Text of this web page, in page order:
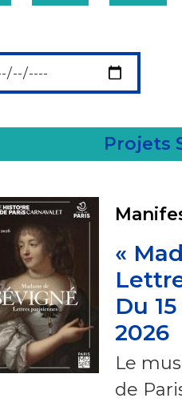
Projets
«
Du
2026
Le
de